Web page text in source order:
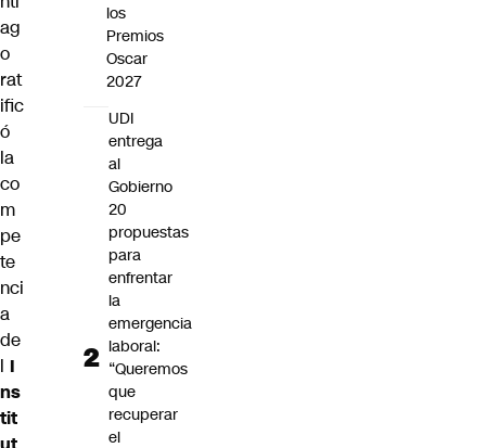
ag
o
rat
ific
ó
la
co
m
pe
te
nci
a
de
l I
ns
tit
los
Premios
Oscar
2027
UDI
entrega
al
Gobierno
20
propuestas
para
enfrentar
la
emergencia
laboral:
“Queremos
que
recuperar
el